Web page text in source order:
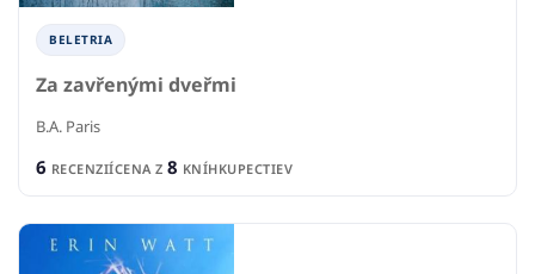
BELETRIA
Za zavřenými dveřmi
B.A. Paris
6 RECENZIÍCENA Z 8 KNÍHKUPECTIEV